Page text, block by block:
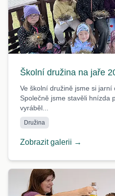
Školní družina na jaře
Ve školní družině jsme si jarní
Společně jsme stavěli hnízda
vyráběl...
Družina
Zobrazit galerii →